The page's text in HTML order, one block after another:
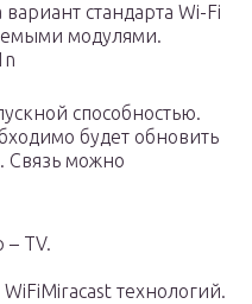
стандарта Wi-Fi
модулями.
способностью.
будет обновить
Связь можно
– TV.
технологий.